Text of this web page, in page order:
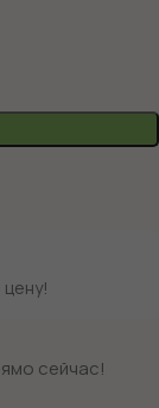
цену!
сейчас!